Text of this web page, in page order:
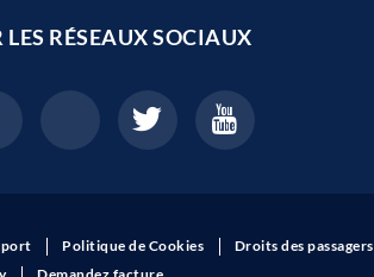
RÉSEAUX SOCIAUX
Politique de Cookies
Droits des passagers
Demandez facture